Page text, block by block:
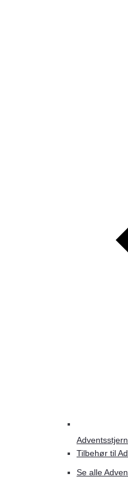
Tilbehør til
Se alle